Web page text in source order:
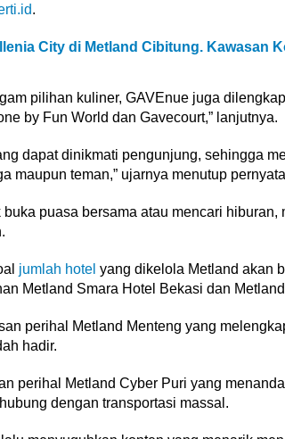
.
City di Metland Cibitung. Kawasan
pilihan kuliner, GAVEnue juga
by Fun World dan Gavecourt,” lanjutnya.
dapat dinikmati pengunjung, sehingga
maupun teman,” ujarnya menutup
puasa bersama atau mencari hiburan,
jumlah hotel yang dikelola Metland akan
Metland Smara Hotel Bekasi dan
perihal Metland Menteng yang
hadir.
perihal Metland Cyber Puri yang
dengan transportasi massal.